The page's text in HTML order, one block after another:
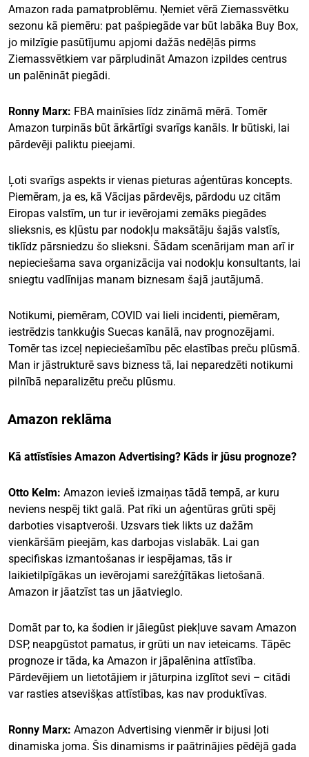
Amazon rada pamatproblēmu. Ņemiet vērā Ziemassvētku
sezonu kā piemēru: pat pašpiegāde var būt labāka Buy Box,
jo milzīgie pasūtījumu apjomi dažās nedēļās pirms
Ziemassvētkiem var pārpludināt Amazon izpildes centrus
un palēnināt piegādi.
Ronny Marx: FBA mainīsies līdz zināmā mērā. Tomēr
Amazon turpinās būt ārkārtīgi svarīgs kanāls. Ir būtiski, lai
pārdevēji paliktu pieejami.
Ļoti svarīgs aspekts ir vienas pieturas aģentūras koncepts.
Piemēram, ja es, kā Vācijas pārdevējs, pārdodu uz citām
Eiropas valstīm, un tur ir ievērojami zemāks piegādes
slieksnis, es kļūstu par nodokļu maksātāju šajās valstīs,
tiklīdz pārsniedzu šo slieksni. Šādam scenārijam man arī ir
nepieciešama sava organizācija vai nodokļu konsultants, lai
sniegtu vadlīnijas manam biznesam šajā jautājumā.
Notikumi, piemēram, COVID vai lieli incidenti, piemēram,
iestrēdzis tankkuģis Suecas kanālā, nav prognozējami.
Tomēr tas izceļ nepieciešamību pēc elastības preču plūsmā.
Man ir jāstrukturē savs bizness tā, lai neparedzēti notikumi
pilnībā neparalizētu preču plūsmu.
Amazon reklāma
Kā attīstīsies Amazon Advertising? Kāds ir jūsu prognoze?
Otto Kelm: Amazon ievieš izmaiņas tādā tempā, ar kuru
neviens nespēj tikt galā. Pat rīki un aģentūras grūti spēj
darboties visaptveroši. Uzsvars tiek likts uz dažām
vienkāršām pieejām, kas darbojas vislabāk. Lai gan
specifiskas izmantošanas ir iespējamas, tās ir
laikietilpīgākas un ievērojami sarežģītākas lietošanā.
Amazon ir jāatzīst tas un jāatvieglo.
Domāt par to, ka šodien ir jāiegūst piekļuve savam Amazon
DSP, neapgūstot pamatus, ir grūti un nav ieteicams. Tāpēc
prognoze ir tāda, ka Amazon ir jāpalēnina attīstība.
Pārdevējiem un lietotājiem ir jāturpina izglītot sevi – citādi
var rasties atsevišķas attīstības, kas nav produktīvas.
Ronny Marx: Amazon Advertising vienmēr ir bijusi ļoti
dinamiska joma. Šis dinamisms ir paātrinājies pēdējā gada